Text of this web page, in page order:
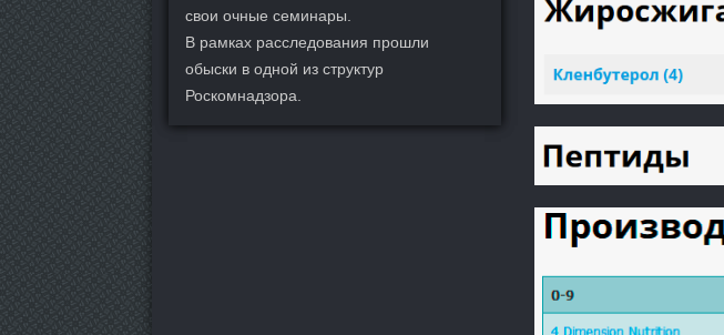
свои очные семинары.
В рамках расследования прошли
обыски в одной из структур
Роскомнадзора.